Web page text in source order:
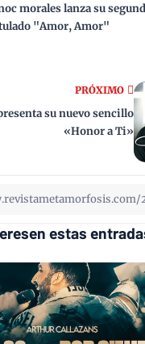
PRÓXIMO
su nuevo sencillo
«Honor a Ti»
morales lanza su
"Amor, Amor"
estas